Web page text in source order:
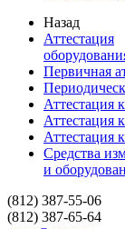
Назад
Аттестация
Первичная
Аттестация
Аттестация
Аттестация
Средства
и
(812) 387-55-06
(812) 387-65-64